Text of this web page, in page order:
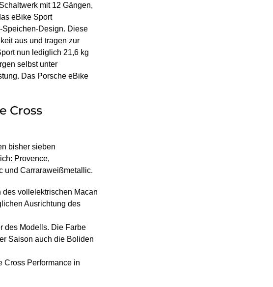
mit 12 Gängen,
eBike Sport
Speichen-Design. Diese
aus und tragen zur
nun lediglich 21,6 kg
selbst unter
Das Porsche eBike
Cross
bisher sieben
Provence,
und Carraraweißmetallic.
des vollelektrischen Macan
Ausrichtung des
des Modells. Die Farbe
Saison auch die Boliden
Cross Performance in